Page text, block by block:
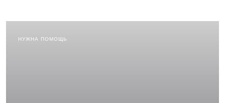
НУЖНА ПОМОЩЬ